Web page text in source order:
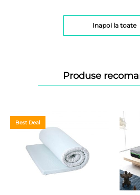
Inapoi la toate
Produse
Best Deal